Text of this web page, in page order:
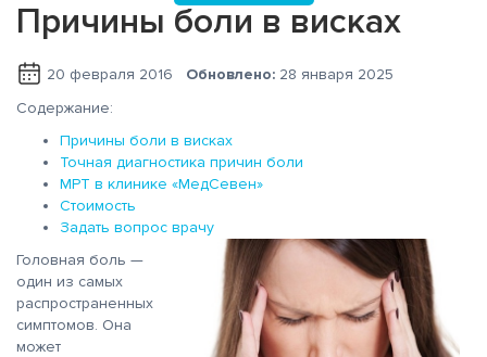
Причины боли в висках
20 февраля 2016 Обновлено: 28 января 2025
Содержание:
Причины боли в висках
Точная диагностика причин боли
МРТ в клинике «МедСевен»
Стоимость
Задать вопрос врачу
Головная боль —
один из самых
распространенных
симптомов. Она
может